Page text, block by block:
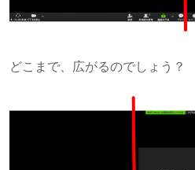
どこまで、広がるのでしょう？